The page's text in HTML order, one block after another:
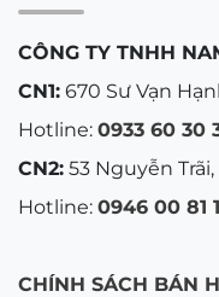
CÔNG TY TNHH
CN1: 670 Sư Vạn
Hotline: 0933 60 30
CN2: 53 Nguyễn Trãi,
Hotline: 0946 00 81
CHÍNH SÁCH BÁN